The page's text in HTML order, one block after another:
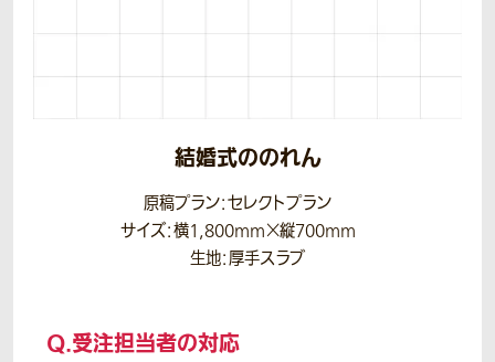
結婚式ののれん
原稿プラン：セレクトプラン
サイズ：横1,800mm×縦700mm
生地：厚手スラブ
Q.受注担当者の対応